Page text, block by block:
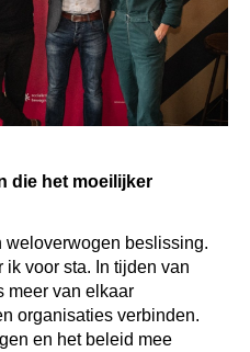
die het moeilijker
weloverwogen beslissing.
voor sta. In tijden van
meer van elkaar
organisaties verbinden.
en het beleid mee